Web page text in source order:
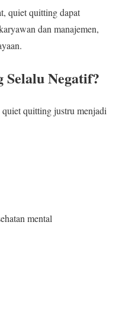
quiet quitting dapat
dan manajemen,
Negatif?
quitting justru menjadi
mental